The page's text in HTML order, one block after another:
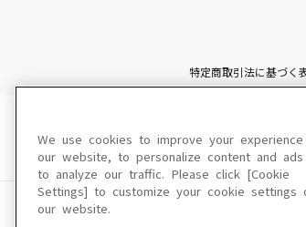
特定商取引法に基づく
このサイトに掲載され
We use cookies to improve your experience
our website, to personalize content and ads
to analyze our traffic. Please click [Cookie
Settings] to customize your cookie settings
our website.